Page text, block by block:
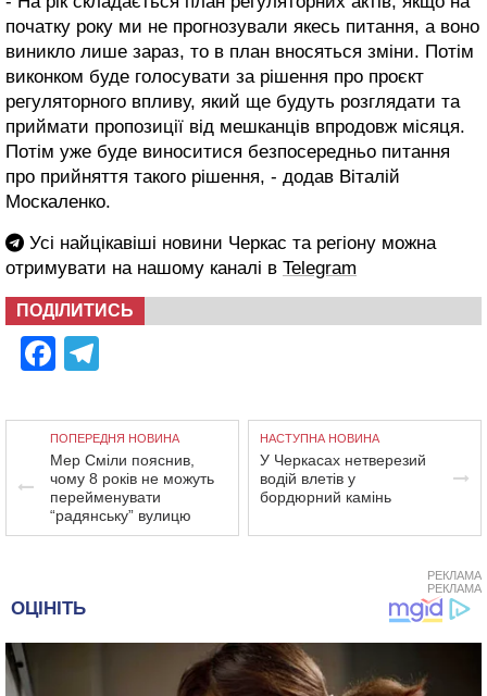
початку року ми не прогнозували якесь питання, а воно
виникло лише зараз, то в план вносяться зміни. Потім
виконком буде голосувати за рішення про проєкт
регуляторного впливу, який ще будуть розглядати та
приймати пропозиції від мешканців впродовж місяця.
Потім уже буде виноситися безпосередньо питання
про прийняття такого рішення, - додав Віталій
Москаленко.
Усі найцікавіші новини Черкас та регіону можна
отримувати на нашому каналі в Telegram
ПОДІЛИТИСЬ
Facebook
ПОПЕРЕДНЯ НОВИНА
Мер Сміли пояснив,
чому 8 років не можуть
перейменувати
“радянську” вулицю
НАСТУПНА НОВИНА
У Черкасах нетверезий
водій влетів у
бордюрний камінь
РЕКЛАМА
РЕКЛАМА